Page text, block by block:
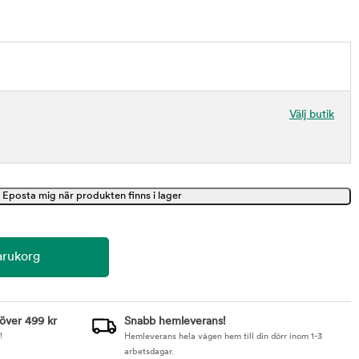
Välj butik
499 kr Snabb hemleverans!
Hemleverans hela vägen hem till din dörr inom 1-3
arbetsdagar.